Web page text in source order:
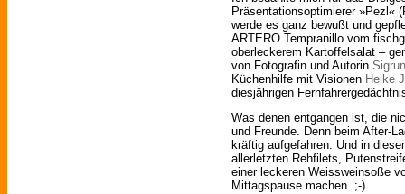
Präsentationsoptimierer »Pezl«
werde es ganz bewußt und
ARTERO Tempranillo vom
oberleckerem Kartoffelsalat –
von Fotografin und Autorin
Küchenhilfe mit Visionen Heike
diesjährigen
Was denen entgangen ist, die
und Freunde. Denn beim After-
kräftig aufgefahren. Und in
allerletzten Rehfilets,
einer leckeren Weissweinsoße
Mittagspause machen. ;-)